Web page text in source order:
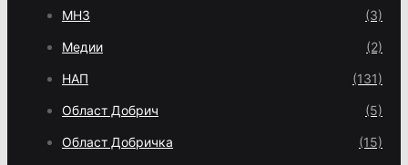
МНЗ (3)
Медии (2)
НАП (131)
Област Добрич (5)
Област Добричка (15)